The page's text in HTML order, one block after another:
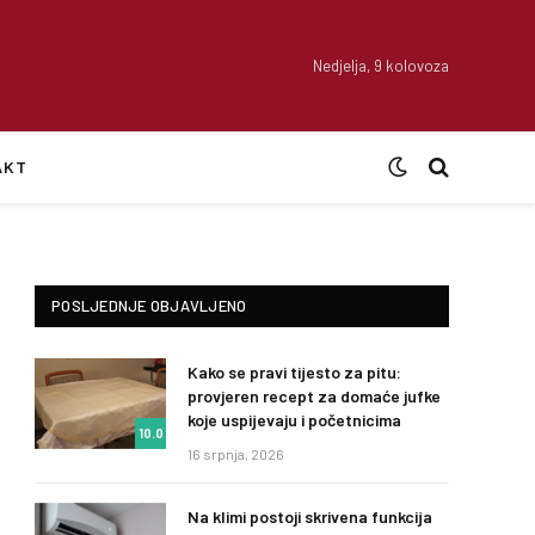
Nedjelja, 9 kolovoza
POSLJEDNJE OBJAVLJENO
10.0
Kako se pravi tijesto za pitu:
provjeren recept za domaće jufke
koje uspijevaju i početnicima
16 srpnja, 2026
Na klimi postoji skrivena funkcija